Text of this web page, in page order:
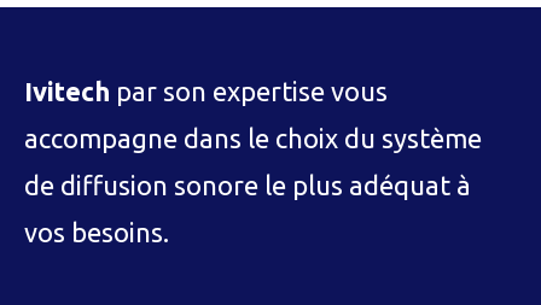
Ivitech par son expertise vous
accompagne dans le choix du système
de diffusion sonore le plus adéquat à
vos besoins.